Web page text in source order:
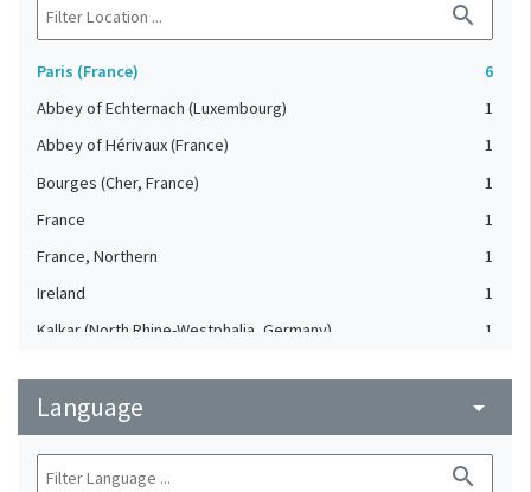
search
Paris (France)
6
Abbey of Echternach (Luxembourg)
1
Abbey of Hérivaux (France)
1
Bourges (Cher, France)
1
France
1
France, Northern
1
Ireland
1
Kalkar (North Rhine-Westphalia, Germany)
1
Poitiers (Vienne, France)
Language arrow_drop_down
search